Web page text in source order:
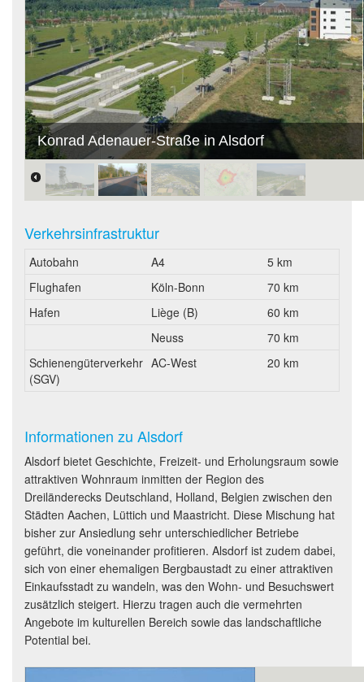
Konrad Adenauer-Straße in Alsdorf
Verkehrsinfrastruktur
Autobahn A4
5 km
Flughafen
Köln-Bonn
70 km
Hafen
Liège (B)
60 km
Neuss
70 km
Schienengüterverkehr
(SGV)
AC-West 20 km
Informationen zu Alsdorf
Alsdorf bietet Geschichte, Freizeit- und Erholungsraum sowie
attraktiven Wohnraum inmitten der Region des
Dreiländerecks Deutschland, Holland, Belgien zwischen den
Städten Aachen, Lüttich und Maastricht. Diese Mischung hat
bisher zur Ansiedlung sehr unterschiedlicher Betriebe
geführt, die voneinander profitieren. Alsdorf ist zudem dabei,
sich von einer ehemaligen Bergbaustadt zu einer attraktiven
Einkaufsstadt zu wandeln, was den Wohn- und Besuchswert
zusätzlich steigert. Hierzu tragen auch die vermehrten
Angebote im kulturellen Bereich sowie das landschaftliche
Potential bei.